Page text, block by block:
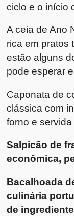
ciclo e o início
A ceia de Ano
rica em pratos
estão alguns
pode esperar
Caponata de
clássica com
forno e servida
Salpicão de
econômica,
Bacalhoada
culinária
de